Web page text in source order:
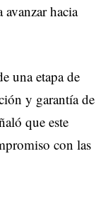
hacia
una etapa de
y garantía de
que este
con las